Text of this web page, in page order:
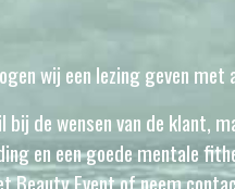
wij een lezing geven
de wensen van de klant,
en een goede mentale